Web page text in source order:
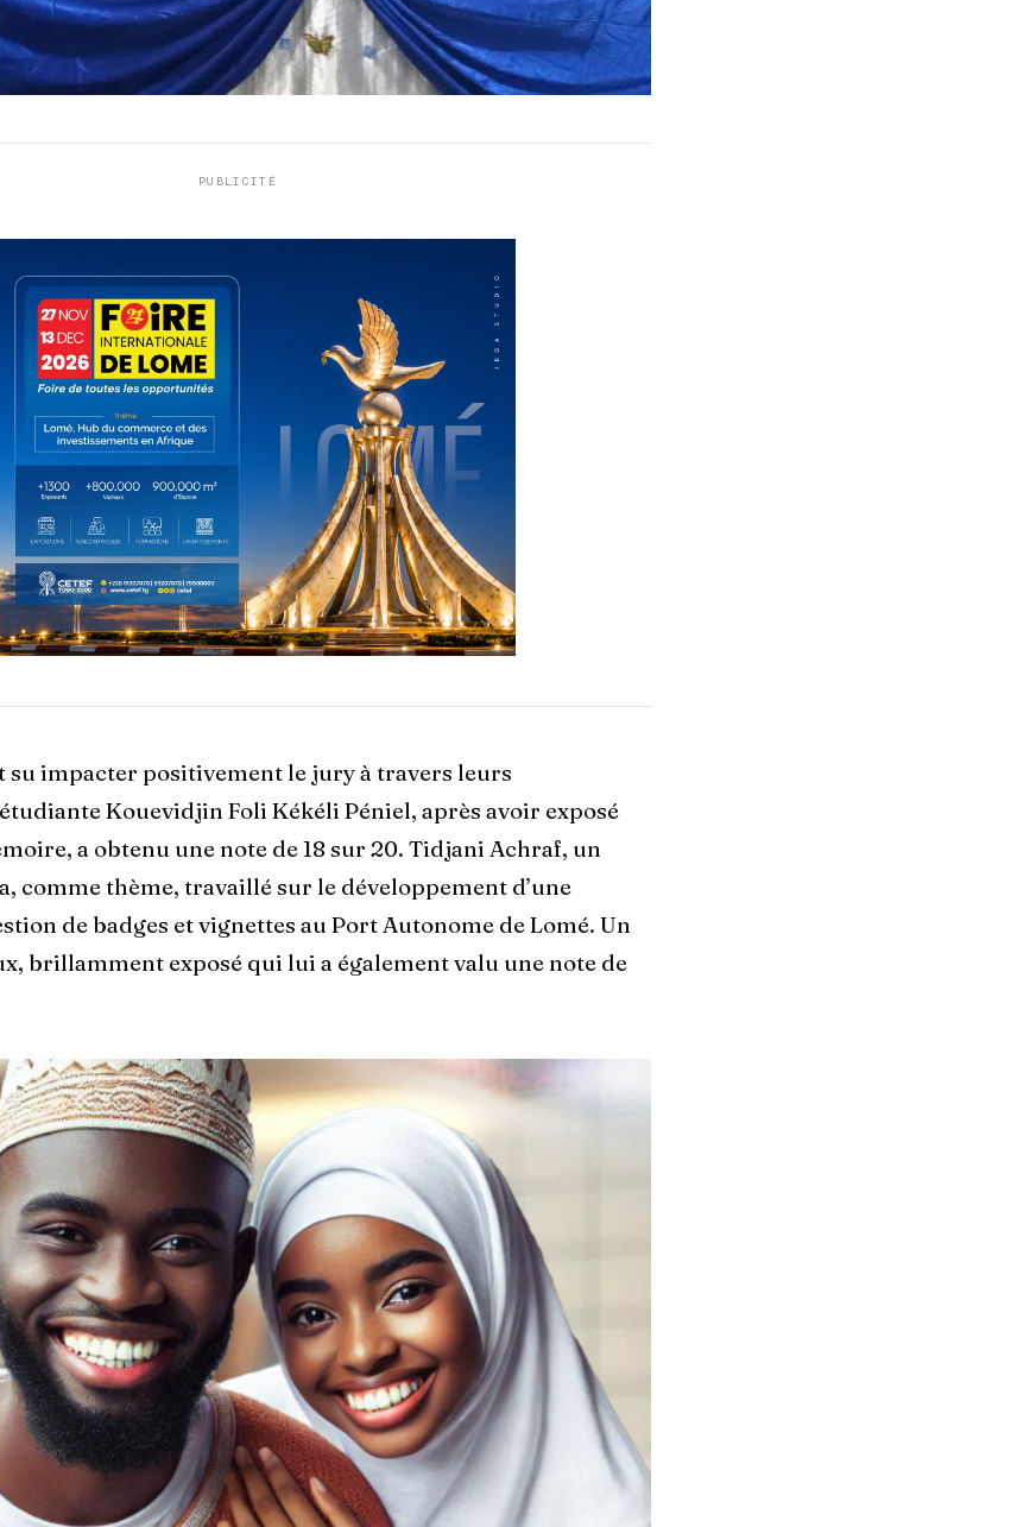
PUBLICITÉ
su impacter positivement le jury à travers leurs
Kouevidjin Foli Kékéli Péniel, après avoir exposé
a obtenu une note de 18 sur 20. Tidjani Achraf, un
comme thème, travaillé sur le développement d’une
de badges et vignettes au Port Autonome de Lomé. Un
brillamment exposé qui lui a également valu une note de